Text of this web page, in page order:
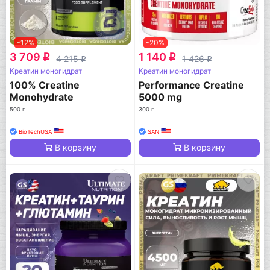
-12%
3 709 q 4 215q
Креатин моногидрат
100% Creatine
Monohydrate
500 г
BioTechUSA
В корзину
-20%
1 140 q 1 426q
Креатин моногидрат
Performance Creatine
5000 mg
300 г
SAN
В корзину